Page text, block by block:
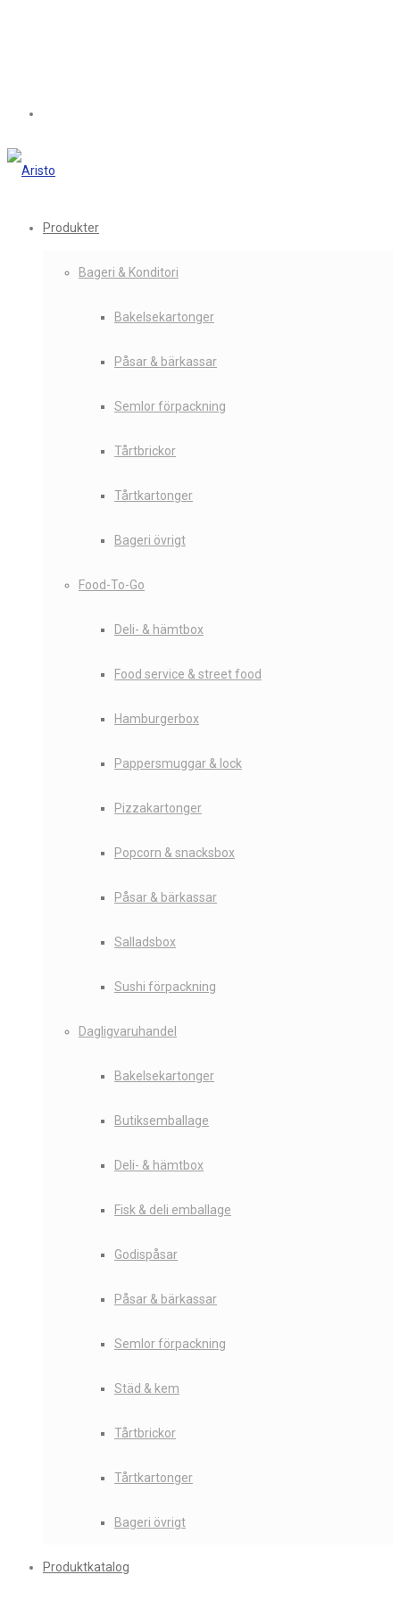
Produkter
Bageri & Konditori
Bakelsekartonger
Påsar & bärkassar
Semlor förpackning
Tårtbrickor
Tårtkartonger
Bageri övrigt
Food-To-Go
Deli- & hämtbox
Food service & street food
Hamburgerbox
Pappersmuggar & lock
Pizzakartonger
Popcorn & snacksbox
Påsar & bärkassar
Salladsbox
Sushi förpackning
Dagligvaruhandel
Bakelsekartonger
Butiksemballage
Deli- & hämtbox
Fisk & deli emballage
Godispåsar
Påsar & bärkassar
Semlor förpackning
Städ & kem
Tårtbrickor
Tårtkartonger
Bageri övrigt
Produktkatalog